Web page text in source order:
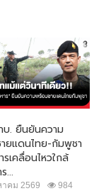
บ. ยืนยันความ
ยแดนไทย-กัมพูชา
เคลื่อนไหวใกล้
...
าคม 2569 984